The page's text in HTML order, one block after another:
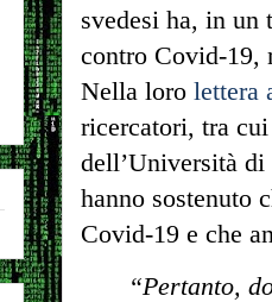
svedesi ha, in un
contro Covid-19,
Nella loro lettera
ricercatori, tra
dell’Università
hanno sostenuto
Covid-19 e che
“Pertanto,